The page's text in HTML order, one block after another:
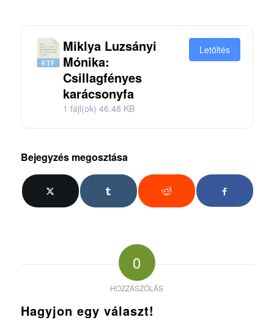
Miklya Luzsányi
Mónika:
Csillagfényes
karácsonyfa
1 fájl(ok) 46.48 KB
Letöltés
Bejegyzés megosztása
0
HOZZÁSZÓLÁS
Hagyjon egy választ!